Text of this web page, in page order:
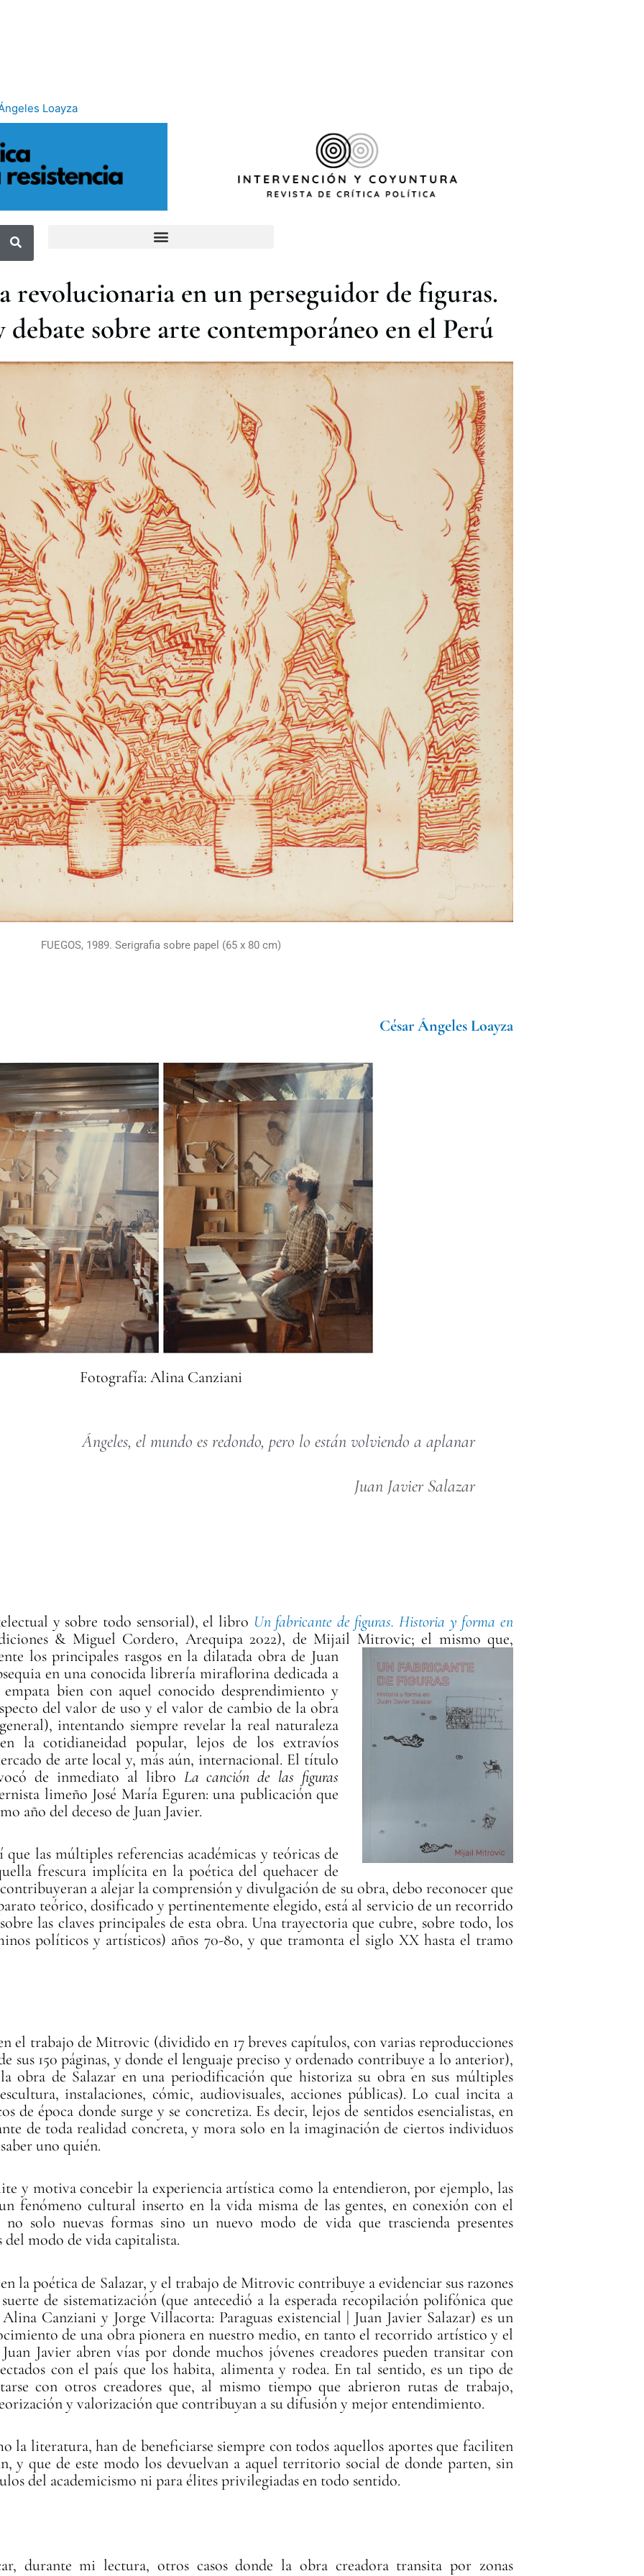
Loayza
revolucionaria en un perseguidor de figuras.
sobre arte contemporáneo en el Perú
FUEGOS, 1989. Serigrafia sobre papel (65 x 80 cm)
César Ángeles Loayza
Fotografía: Alina Canziani
Ángeles, el mundo es redondo, pero lo están volviendo a aplanar
Juan Javier Salazar
y sobre todo sensorial), el libro Un fabricante de figuras. Historia y forma en
& Miguel Cordero, Arequipa 2022), de Mijail Mitrovic; el mismo que,
los principales rasgos en la dilatada obra de Juan
en una conocida librería miraflorina dedicada a
bien con aquel conocido desprendimiento y
del valor de uso y el valor de cambio de la obra
intentando siempre revelar la real naturaleza
la cotidianeidad popular, lejos de los extravíos
de arte local y, más aún, internacional. El título
de inmediato al libro La canción de las figuras
limeño José María Eguren: una publicación que
año del deceso de Juan Javier.
las múltiples referencias académicas y teóricas de
frescura implícita en la poética del quehacer de
a alejar la comprensión y divulgación de su obra, debo reconocer que
teórico, dosificado y pertinentemente elegido, está al servicio de un recorrido
las claves principales de esta obra. Una trayectoria que cubre, sobre todo, los
políticos y artísticos) años 70-80, y que tramonta el siglo XX hasta el tramo
el trabajo de Mitrovic (dividido en 17 breves capítulos, con varias reproducciones
sus 150 páginas, y donde el lenguaje preciso y ordenado contribuye a lo anterior),
obra de Salazar en una periodificación que historiza su obra en sus múltiples
instalaciones, cómic, audiovisuales, acciones públicas). Lo cual incita a
de época donde surge y se concretiza. Es decir, lejos de sentidos esencialistas, en
de toda realidad concreta, y mora solo en la imaginación de ciertos individuos
uno quién.
y motiva concebir la experiencia artística como la entendieron, por ejemplo, las
fenómeno cultural inserto en la vida misma de las gentes, en conexión con el
solo nuevas formas sino un nuevo modo de vida que trascienda presentes
modo de vida capitalista.
la poética de Salazar, y el trabajo de Mitrovic contribuye a evidenciar sus razones
de sistematización (que antecedió a la esperada recopilación polifónica que
Canziani y Jorge Villacorta: Paraguas existencial | Juan Javier Salazar) es un
de una obra pionera en nuestro medio, en tanto el recorrido artístico y el
Javier abren vías por donde muchos jóvenes creadores pueden transitar con
con el país que los habita, alimenta y rodea. En tal sentido, es un tipo de
con otros creadores que, al mismo tiempo que abrieron rutas de trabajo,
y valorización que contribuyan a su difusión y mejor entendimiento.
la literatura, han de beneficiarse siempre con todos aquellos aportes que faciliten
y que de este modo los devuelvan a aquel territorio social de donde parten, sin
del academicismo ni para élites privilegiadas en todo sentido.
durante mi lectura, otros casos donde la obra creadora transita por zonas